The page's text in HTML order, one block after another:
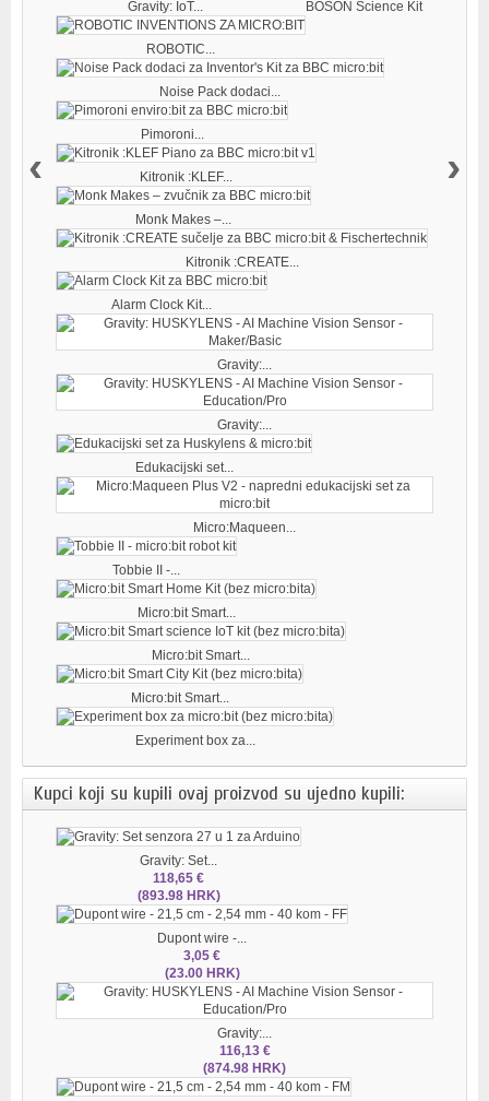
Gravity: IoT... BOSON Science Kit
ROBOTIC...
Noise Pack dodaci...
Pimoroni...
Kitronik :KLEF...
Monk Makes –...
Kitronik :CREATE...
Alarm Clock Kit...
Gravity:...
Gravity:...
Edukacijski set...
Micro:Maqueen...
Tobbie II -...
Micro:bit Smart...
Micro:bit Smart...
Micro:bit Smart...
Experiment box za...
‹ ›
Kupci koji su kupili ovaj proizvod su ujedno kupili:
Gravity: Set...
118,65 €
(893.98 HRK)
Dupont wire -...
3,05 €
(23.00 HRK)
Gravity:...
116,13 €
(874.98 HRK)